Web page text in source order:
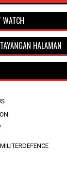
HALAMAN
MILITERDEFENCE